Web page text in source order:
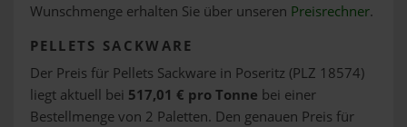
Wunschmenge erhalten Sie über unseren Preisrechner.
PELLETS SACKWARE
Der Preis für Pellets Sackware in Poseritz (PLZ 18574)
liegt aktuell bei 517,01 € pro Tonne bei einer
Bestellmenge von 2 Paletten. Den genauen Preis für